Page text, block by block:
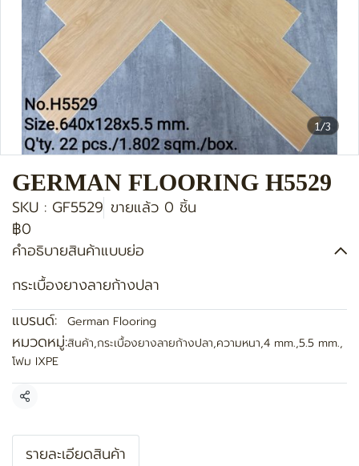
1/3
GERMAN FLOORING H5529
SKU : GF5529 ขายแล้ว 0 ชิ้น
฿0
คำอธิบายสินค้าแบบย่อ
กระเบื้องยางลายก้างปลา
แบรนด์:
German Flooring
หมวดหมู่:สินค้า,กระเบื้องยางลายก้างปลา,ความหนา,4 mm.,5.5 mm.,
โฟม IXPE
แชร์
รายละเอียดสินค้า